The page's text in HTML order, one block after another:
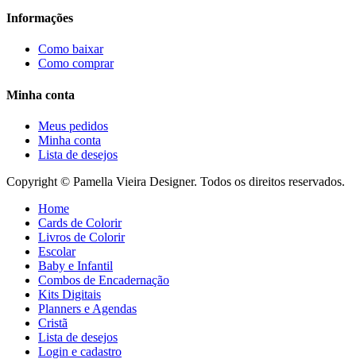
Informações
Como baixar
Como comprar
Minha conta
Meus pedidos
Minha conta
Lista de desejos
Copyright © Pamella Vieira Designer. Todos os direitos reservados.
Home
Cards de Colorir
Livros de Colorir
Escolar
Baby e Infantil
Combos de Encadernação
Kits Digitais
Planners e Agendas
Cristã
Lista de desejos
Login e cadastro